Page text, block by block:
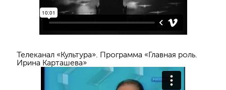
Телеканал «Культура». Программа «Главная роль.
Ирина Карташева»